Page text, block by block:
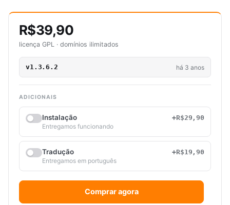
R$39,90
licença GPL · domínios ilimitados
v1.3.6.2 há 3 anos
ADICIONAIS
Instalação
+R$29,90
Entregamos funcionando
Tradução
+R$19,90
Entregamos em português
Comprar agora